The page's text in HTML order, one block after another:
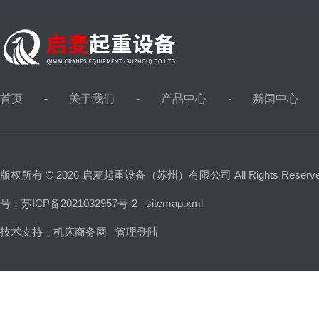
首页 关于我们 产品中心 新闻中心
版权所有 © 2026 启麦起重设备（苏州）有限公司 All Rights
号：苏ICP备2021032957号-2 sitemap.xml
技术支持： 机床商务网 管理登陆